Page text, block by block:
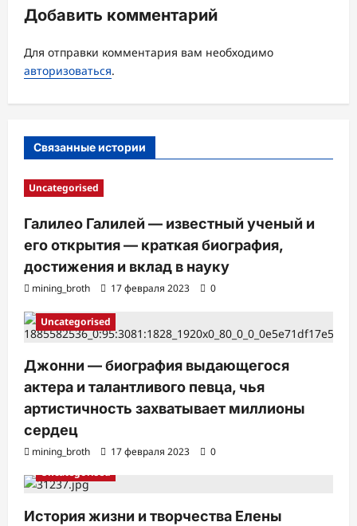
з
п
и
с
и
Добавить комментарий
Для отправки комментария вам необходимо
авторизоваться.
Связанные истории
Uncategorised
Галилео Галилей — известный ученый и
его открытия — краткая биография,
достижения и вклад в науку
mining_broth 17 февраля 2023 0
Uncategorised
Джонни — биография выдающегося
актера и талантливого певца, чья
артистичность захватывает миллионы
сердец
mining_broth 17 февраля 2023
0
Uncategorised
История жизни и творчества Елены